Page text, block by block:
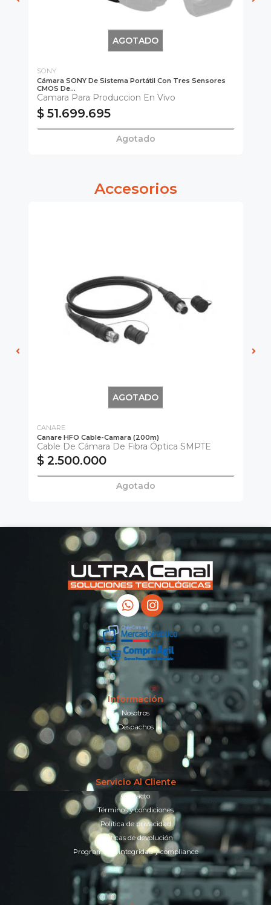
AGOTADO
SONY
Cámara SONY De Sistema Portátil Con Tres Sensores
CMOS De...
Camara Para Produccion En Vivo
$ 51.699.695
Agotado
Accesorios
AGOTADO
CANARE
Canare HFO Cable-Camara (200m)
Cable De Cámara De Fibra Óptica SMPTE
$ 2.500.000
Agotado
Información
Nosotros
Despachos
Servicio Al Cliente
Contacto
Términos y condiciones
Política de privacidad
Políticas de devolución
Programa de integridad y compliance